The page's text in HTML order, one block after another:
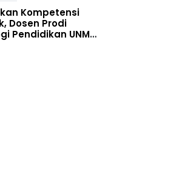
Kompetensi
Dosen Prodi
Pendidikan UNM